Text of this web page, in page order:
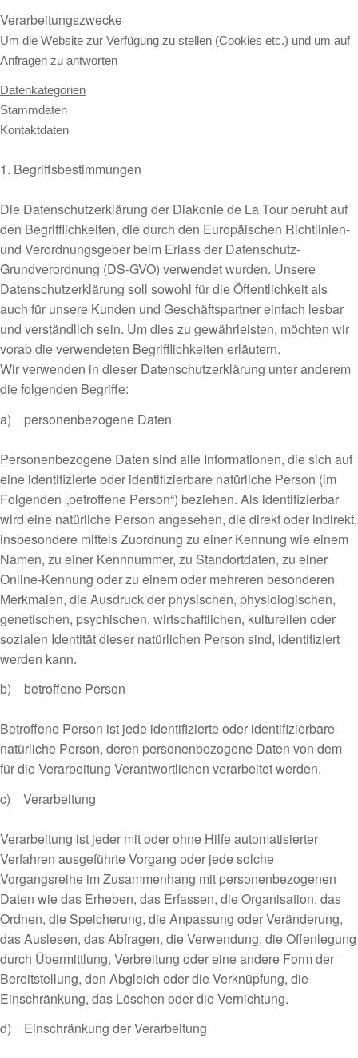
Verarbeitungszwecke
Um die Website zur Verfügung zu stellen (Cookies etc.) und um auf
Anfragen zu antworten
Datenkategorien
Stammdaten
Kontaktdaten
1. Begriffsbestimmungen
Die Datenschutzerklärung der Diakonie de La Tour beruht auf
den Begrifflichkeiten, die durch den Europäischen Richtlinien-
und Verordnungsgeber beim Erlass der Datenschutz-
Grundverordnung (DS-GVO) verwendet wurden. Unsere
Datenschutzerklärung soll sowohl für die Öffentlichkeit als
auch für unsere Kunden und Geschäftspartner einfach lesbar
und verständlich sein. Um dies zu gewährleisten, möchten wir
vorab die verwendeten Begrifflichkeiten erläutern.
Wir verwenden in dieser Datenschutzerklärung unter anderem
die folgenden Begriffe:
a) personenbezogene Daten
Personenbezogene Daten sind alle Informationen, die sich auf
eine identifizierte oder identifizierbare natürliche Person (im
Folgenden „betroffene Person“) beziehen. Als identifizierbar
wird eine natürliche Person angesehen, die direkt oder indirekt,
insbesondere mittels Zuordnung zu einer Kennung wie einem
Namen, zu einer Kennnummer, zu Standortdaten, zu einer
Online-Kennung oder zu einem oder mehreren besonderen
Merkmalen, die Ausdruck der physischen, physiologischen,
genetischen, psychischen, wirtschaftlichen, kulturellen oder
sozialen Identität dieser natürlichen Person sind, identifiziert
werden kann.
b) betroffene Person
Betroffene Person ist jede identifizierte oder identifizierbare
natürliche Person, deren personenbezogene Daten von dem
für die Verarbeitung Verantwortlichen verarbeitet werden.
c) Verarbeitung
Verarbeitung ist jeder mit oder ohne Hilfe automatisierter
Verfahren ausgeführte Vorgang oder jede solche
Vorgangsreihe im Zusammenhang mit personenbezogenen
Daten wie das Erheben, das Erfassen, die Organisation, das
Ordnen, die Speicherung, die Anpassung oder Veränderung,
das Auslesen, das Abfragen, die Verwendung, die Offenlegung
durch Übermittlung, Verbreitung oder eine andere Form der
Bereitstellung, den Abgleich oder die Verknüpfung, die
Einschränkung, das Löschen oder die Vernichtung.
d) Einschränkung der Verarbeitung